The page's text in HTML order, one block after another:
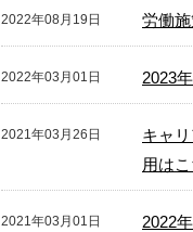
2022年08月19日 労働
2022年03月01日 2023
2021年03月26日
キャ
用は
2021年03月01日 2022